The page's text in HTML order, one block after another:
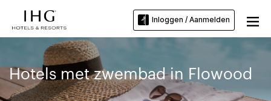
Inloggen / Aanmelden
Hotels met zwembad in Flowood